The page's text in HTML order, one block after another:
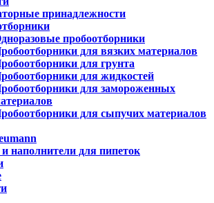
принадлежности
пробоотборники
для вязких материалов
для грунта
для жидкостей
для замороженных
для сыпучих материалов
наполнители для пипеток